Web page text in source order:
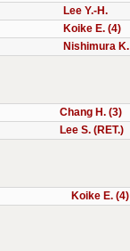
Lee Y.-H.
Koike E. (4)
Nishimura K.
Chang H. (3)
Lee S. (RET.)
Koike E. (4)